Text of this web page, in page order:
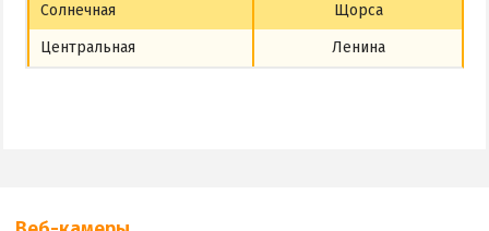
Солнечная
Щорса
Центральная
Ленина